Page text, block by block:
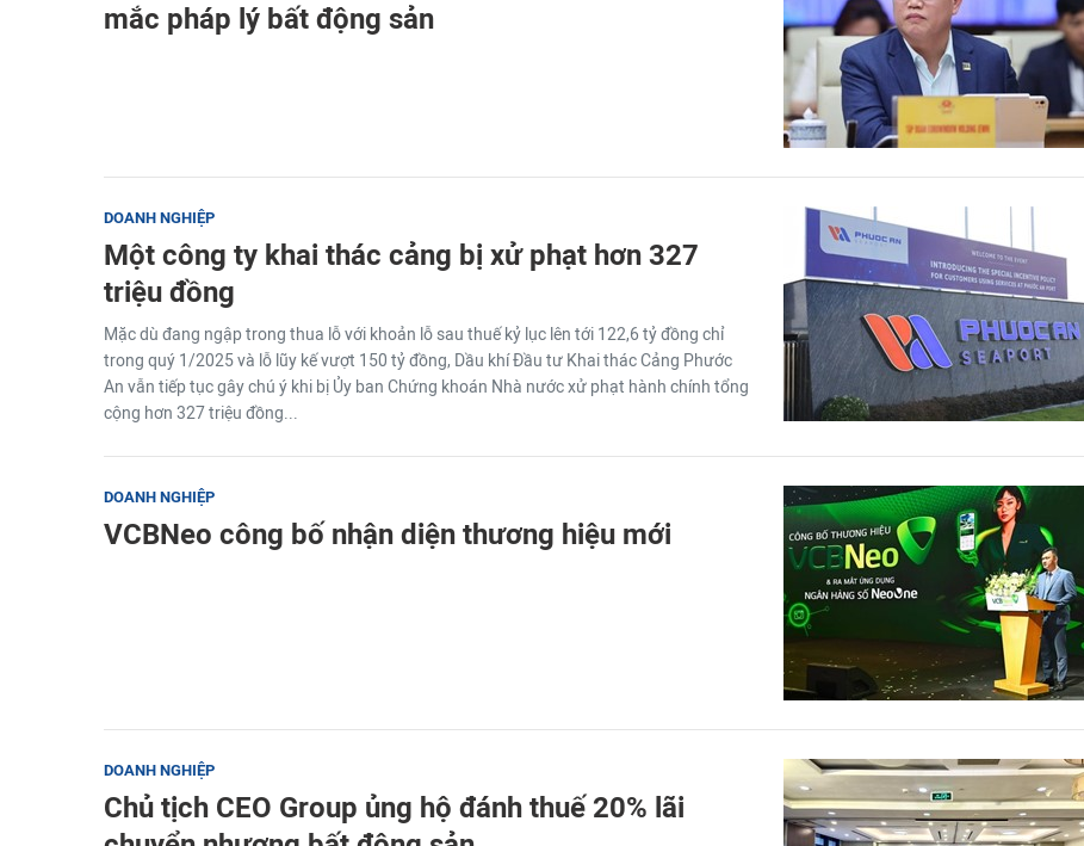
mắc pháp lý bất động sản
DOANH NGHIỆP
Một công ty khai thác cảng bị xử phạt hơn 327
triệu đồng
Mặc dù đang ngập trong thua lỗ với khoản lỗ sau thuế kỷ lục lên tới 122,6 tỷ đồng chỉ
trong quý 1/2025 và lỗ lũy kế vượt 150 tỷ đồng, Dầu khí Đầu tư Khai thác Cảng Phước
An vẫn tiếp tục gây chú ý khi bị Ủy ban Chứng khoán Nhà nước xử phạt hành chính tổng
cộng hơn 327 triệu đồng...
DOANH NGHIỆP
VCBNeo công bố nhận diện thương hiệu mới
DOANH NGHIỆP
Chủ tịch CEO Group ủng hộ đánh thuế 20% lãi